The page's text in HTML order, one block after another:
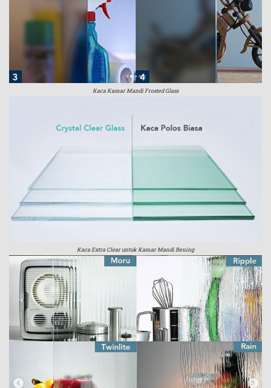
Kaca Kamar Mandi Frosted Glass
Kaca Extra Clear untuk Kamar Mandi Bening